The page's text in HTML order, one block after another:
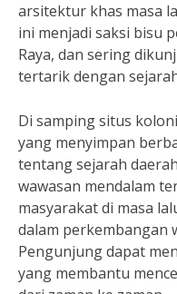
arsitektur khas masa
ini menjadi saksi bisu
Raya, dan sering
tertarik dengan
Di samping situs
yang menyimpan
tentang sejarah
wawasan mendalam
masyarakat di masa
dalam perkembangan
Pengunjung dapat
yang membantu